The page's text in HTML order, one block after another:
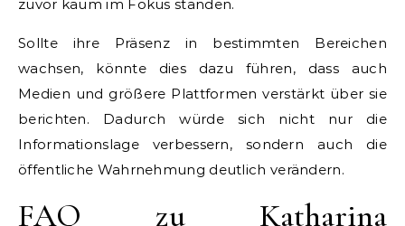
zuvor kaum im Fokus standen.
Sollte ihre Präsenz in bestimmten Bereichen
wachsen, könnte dies dazu führen, dass auch
Medien und größere Plattformen verstärkt über sie
berichten. Dadurch würde sich nicht nur die
Informationslage verbessern, sondern auch die
öffentliche Wahrnehmung deutlich verändern.
FAQ zu Katharina